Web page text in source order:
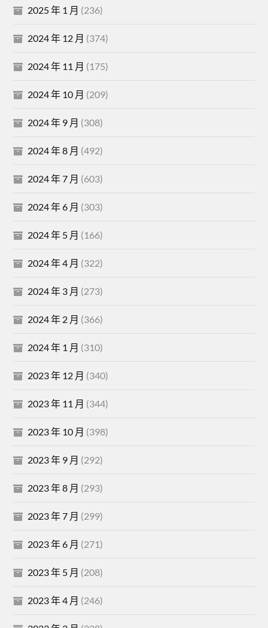
2025 年 1 月 (236)
2024 年 12 月 (374)
2024 年 11 月 (175)
2024 年 10 月 (209)
2024 年 9 月 (308)
2024 年 8 月 (492)
2024 年 7 月 (603)
2024 年 6 月 (303)
2024 年 5 月 (166)
2024 年 4 月 (322)
2024 年 3 月 (273)
2024 年 2 月 (366)
2024 年 1 月 (310)
2023 年 12 月 (340)
2023 年 11 月 (344)
2023 年 10 月 (398)
2023 年 9 月 (292)
2023 年 8 月 (293)
2023 年 7 月 (299)
2023 年 6 月 (271)
2023 年 5 月 (208)
2023 年 4 月 (246)